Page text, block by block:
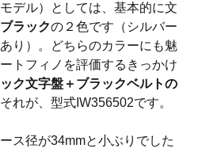
デル）としては、基本的に文
ブラックの２色です（シルバー
り）。どちらのカラーにも魅
トフィノを評価するきっかけ
ク文字盤＋ブラックベルトの
れが、型式IW356502です。
ス径が34mmと小ぶりでした